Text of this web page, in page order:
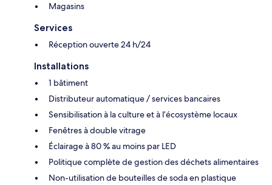
Magasins
Services
Réception ouverte 24 h/24
Installations
1 bâtiment
Distributeur automatique / services bancaires
Sensibilisation à la culture et à l’écosystème locaux
Fenêtres à double vitrage
Éclairage à 80 % au moins par LED
Politique complète de gestion des déchets alimentaires
Non-utilisation de bouteilles de soda en plastique